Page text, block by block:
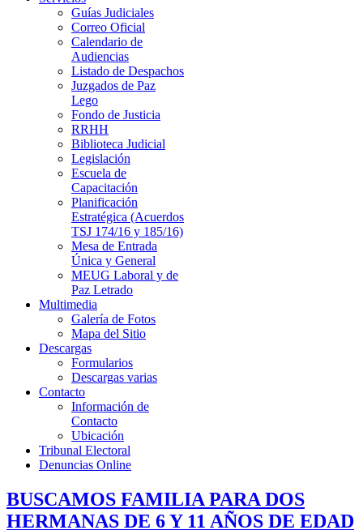
Guías Judiciales
Correo Oficial
Calendario de
Audiencias
Listado de Despachos
Juzgados de Paz
Lego
Fondo de Justicia
RRHH
Biblioteca Judicial
Legislación
Escuela de
Capacitación
Planificación
Estratégica (Acuerdos
TSJ 174/16 y 185/16)
Mesa de Entrada
Única y General
MEUG Laboral y de
Paz Letrado
Multimedia
Galería de Fotos
Mapa del Sitio
Descargas
Formularios
Descargas varias
Contacto
Información de
Contacto
Ubicación
Tribunal Electoral
Denuncias Online
BUSCAMOS FAMILIA PARA DOS
HERMANAS DE 6 Y 11 AÑOS DE EDAD